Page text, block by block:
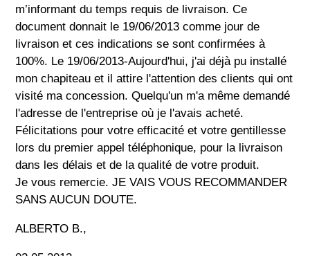
m’informant du temps requis de livraison. Ce
document donnait le 19/06/2013 comme jour de
livraison et ces indications se sont confirmées à
100%. Le 19/06/2013-Aujourd'hui, j'ai déjà pu installé
mon chapiteau et il attire l'attention des clients qui ont
visité ma concession. Quelqu'un m'a même demandé
l'adresse de l'entreprise où je l'avais acheté.
Félicitations pour votre efficacité et votre gentillesse
lors du premier appel téléphonique, pour la livraison
dans les délais et de la qualité de votre produit.
Je vous remercie. JE VAIS VOUS RECOMMANDER
SANS AUCUN DOUTE.
ALBERTO B.,